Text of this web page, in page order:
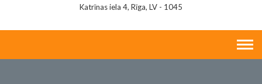
Katrīnas iela 4, Rīga, LV - 1045